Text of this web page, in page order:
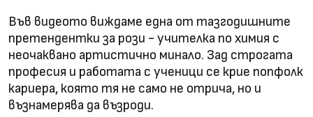
Във видеото виждаме една от тазгодишните
претендентки за рози - учителка по химия с
неочаквано артистично минало. Зад строгата
професия и работата с ученици се крие попфолк
кариера, която тя не само не отрича, но и
възнамерява да възроди.